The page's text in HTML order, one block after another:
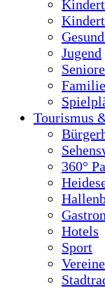
Jugend
Tourismus
360°
Hotels
Sport
Vereine